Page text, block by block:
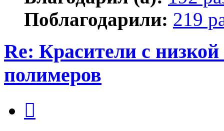
Поблагодарили: 219
Re: Красители с
полимеров